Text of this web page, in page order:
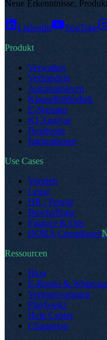
Neue Erkenntnisse,
LinkedIn YouTube
Produkt
Verwalten
Verhandeln
Automatisieren
Klauselbibliothek
E-Signatur
KI-Analyse
Dealroom
Integrationen
Use Cases
Vertrieb
Legal
HR / People
Beschaffung
Finance & Ops
DORA Compliance
Ressourcen
Blog
E-Books &
Vertragsvorlagen
Playbooks
Help Center
Changelog